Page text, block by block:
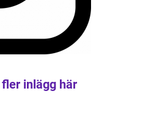
fler inlägg här